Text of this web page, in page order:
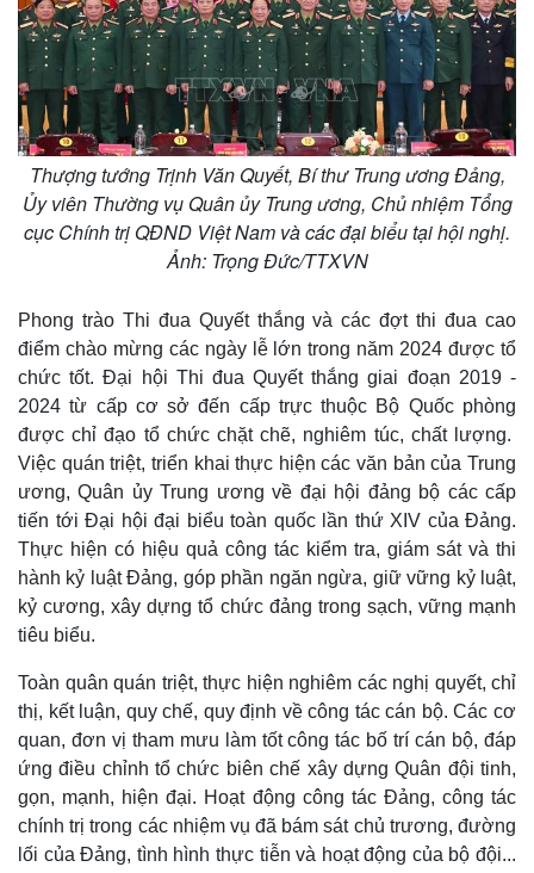
Lịch thi đấu bóng đá
Thế giới thể thao
eSports
Hậu trường
Xe máy
Tư vấn
Doanh nghiệp
Thông tin doanh nghiệp
Doanh nghiệp 24h
Doanh nhân
Vì cộng đồng
Công nghệ
Sành điệu
Tin Công nghệ
Trải nghiệm
Chuyển đổi số
Thượng tướng Trịnh Văn Quyết, Bí thư Trung ương Đảng,
Ủy viên Thường vụ Quân ủy Trung ương, Chủ nhiệm Tổng
cục Chính trị QĐND Việt Nam và các đại biểu tại hội nghị.
Ảnh: Trọng Đức/TTXVN
Phong trào Thi đua Quyết thắng và các đợt thi đua cao
điểm chào mừng các ngày lễ lớn trong năm 2024 được tổ
chức tốt. Đại hội Thi đua Quyết thắng giai đoạn 2019 -
2024 từ cấp cơ sở đến cấp trực thuộc Bộ Quốc phòng
được chỉ đạo tổ chức chặt chẽ, nghiêm túc, chất lượng.
Việc quán triệt, triển khai thực hiện các văn bản của Trung
ương, Quân ủy Trung ương về đại hội đảng bộ các cấp
tiến tới Đại hội đại biểu toàn quốc lần thứ XIV của Đảng.
Thực hiện có hiệu quả công tác kiểm tra, giám sát và thi
hành kỷ luật Đảng, góp phần ngăn ngừa, giữ vững kỷ luật,
kỷ cương, xây dựng tổ chức đảng trong sạch, vững mạnh
tiêu biểu.
Toàn quân quán triệt, thực hiện nghiêm các nghị quyết, chỉ
thị, kết luận, quy chế, quy định về công tác cán bộ. Các cơ
quan, đơn vị tham mưu làm tốt công tác bố trí cán bộ, đáp
ứng điều chỉnh tổ chức biên chế xây dựng Quân đội tinh,
gọn, mạnh, hiện đại. Hoạt động công tác Đảng, công tác
chính trị trong các nhiệm vụ đã bám sát chủ trương, đường
lối của Đảng, tình hình thực tiễn và hoạt động của bộ đội...